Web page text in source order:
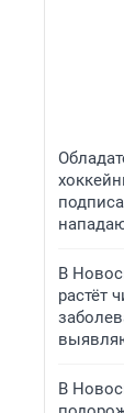
В
растёт
В